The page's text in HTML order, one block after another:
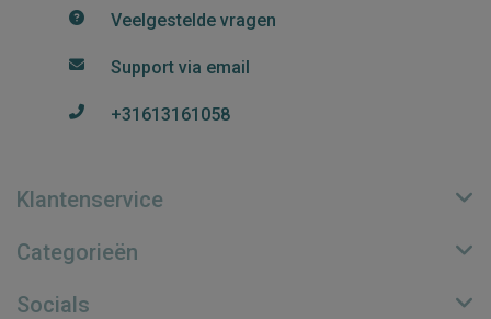
Veelgestelde vragen
Support via email
+31613161058
Klantenservice
Categorieën
Socials